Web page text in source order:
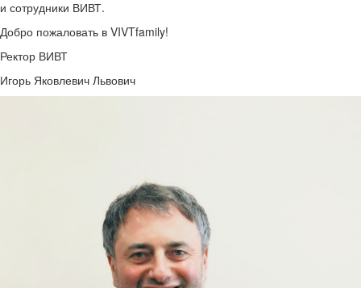
и сотрудники ВИВТ.
Добро пожаловать в VIVTfamily!
Ректор ВИВТ
Игорь Яковлевич Львович